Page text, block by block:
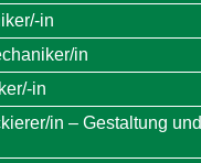
in
in
in
in – Gestaltung und